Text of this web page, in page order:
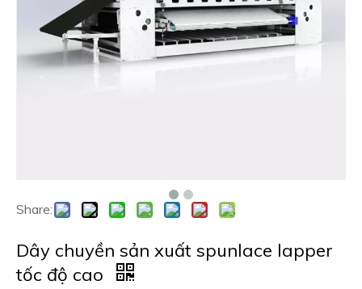
Share:
Dây chuyền sản xuất spunlace lapper
tốc độ cao